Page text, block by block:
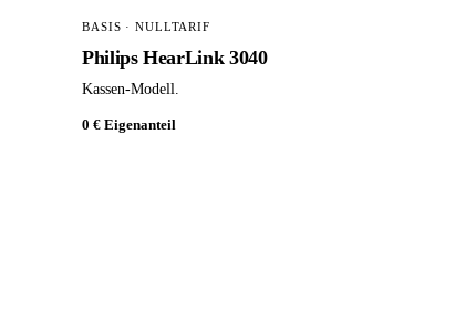
BASIS · NULLTARIF
Philips HearLink 3040
Kassen-Modell.
0 € Eigenanteil